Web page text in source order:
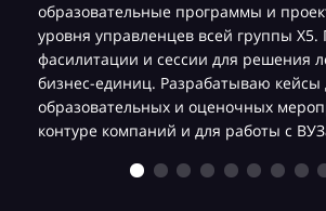
образовательные программы и
уровня управленцев всей группы Х5.
фасилитации и сессии для решения
бизнес-единиц. Разрабатываю кейсы
образовательных и оценочных
контуре компаний и для работы с